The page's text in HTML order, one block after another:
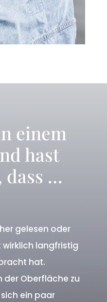
einem
hast
dass …
gelesen oder
langfristig
hat.
der Oberfläche zu
ein paar